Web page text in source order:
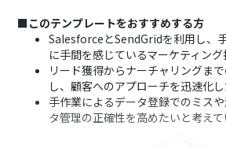
■このテンプレートをおすすめする方
SalesforceとSendGridを利用し、
に手間を感じているマーケティン
リード獲得からナーチャリングま
し、顧客へのアプローチを迅速化
手作業によるデータ登録でのミス
タ管理の正確性を高めたいと考え